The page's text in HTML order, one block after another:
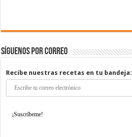
Síguenos por correo
Recibe nuestras recetas en tu bandeja: